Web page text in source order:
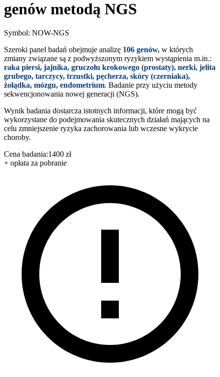
genów metodą NGS
Symbol: NOW-NGS
Szeroki panel badań obejmuje analizę 106 genów, w których
zmiany związane są z podwyższonym ryzykiem wystąpienia m.in.:
raka piersi, jajnika, gruczołu krokowego (prostaty), nerki, jelita
grubego, tarczycy, trzustki, pęcherza, skóry (czerniaka),
żołądka, mózgu, endometrium. Badanie przy użyciu metody
sekwencjonowania nowej generacji (NGS).
Wynik badania dostarcza istotnych informacji, które mogą być
wykorzystane do podejmowania skutecznych działań mających na
celu zmniejszenie ryzyka zachorowania lub wczesne wykrycie
choroby.
Cena badania:1400 zł
+ opłata za pobranie